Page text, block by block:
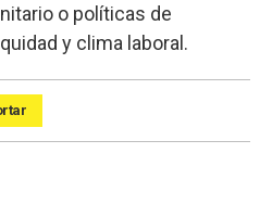
o políticas de
y clima laboral.